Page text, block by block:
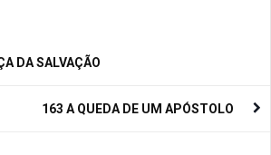
DA SALVAÇÃO
163 A QUEDA DE UM APÓSTOLO